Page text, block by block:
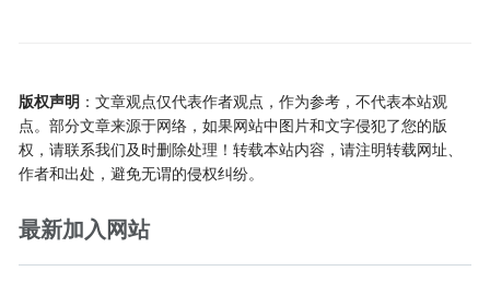
版权声明 ：文章观点仅代表作者观点，作为参考，不代表本站观
点。部分文章来源于网络，如果网站中图片和文字侵犯了您的版
权，请联系我们及时删除处理！转载本站内容，请注明转载网址、
作者和出处，避免无谓的侵权纠纷。
最新加入网站